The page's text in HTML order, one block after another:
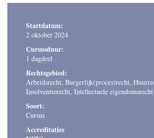
Startdatum:
2 oktober 2024
Cursusduur:
1 dagdeel
Rechtsgebied:
Arbeidsrecht, Burgerlijk(proces)recht,
Insolventierecht, Intellectuele eigendomsrecht
Soort:
Cursus
Accreditaties